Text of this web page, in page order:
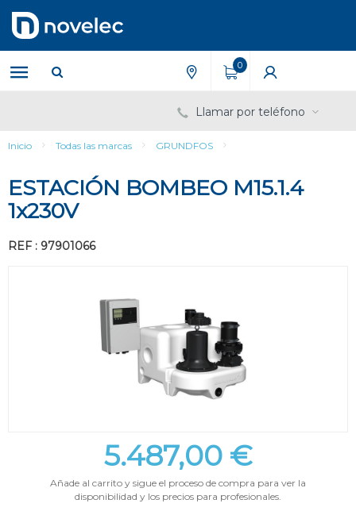
contenido
menú
de
navegación
0
Llamar por teléfono
Inicio Todas las marcas GRUNDFOS
ESTACIÓN BOMBEO M15.1.4
1x230V
REF : 97901066
5.487,00 €
Añade al carrito y sigue el proceso de compra para ver la
disponibilidad y los precios para profesionales.